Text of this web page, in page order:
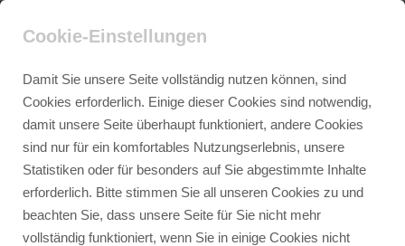
Impressum
Angaben gemäß § 5 TMG
Cookie-Einstellungen
Damit Sie unsere Seite vollständig nutzen können, sind
Cookies erforderlich. Einige dieser Cookies sind notwendig,
damit unsere Seite überhaupt funktioniert, andere Cookies
sind nur für ein komfortables Nutzungserlebnis, unsere
Statistiken oder für besonders auf Sie abgestimmte Inhalte
erforderlich. Bitte stimmen Sie all unseren Cookies zu und
beachten Sie, dass unsere Seite für Sie nicht mehr
vollständig funktioniert, wenn Sie in einige Cookies nicht